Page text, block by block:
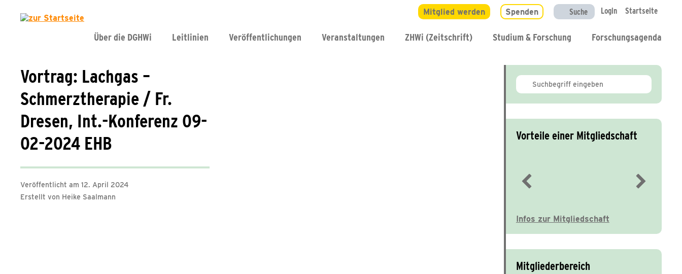
Mitglied werden Spenden Suche Login Startseite
Über die DGHWi Leitlinien Veröffentlichungen Veranstaltungen ZHWi (Zeitschrift) Studium & Forschung Forschungsagenda
Vortrag: Lachgas –
Schmerztherapie / Fr.
Dresen, Int.-Konferenz 09-
02-2024 EHB
Veröffentlicht am 12. April 2024
Erstellt von Heike Saalmann
Vorteile einer Mitgliedschaft
Infos zur Mitgliedschaft
Mitgliederbereich